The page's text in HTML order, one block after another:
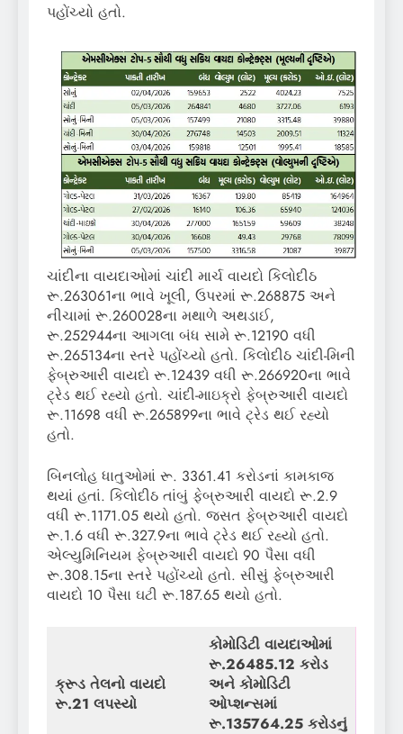
પહોંચ્યો હતો.
ચાંદીના વાયદાઓમાં ચાંદી માર્ચ વાયદો કિલોદીઠ
રૂ.263061ના ભાવે ખૂલી, ઉપરમાં રૂ.268875 અને
નીચામાં રૂ.260028ના મથાળે અથડાઈ,
રૂ.252944ના આગલા બંધ સામે રૂ.12190 વધી
રૂ.265134ના સ્તરે પહોંચ્યો હતો. કિલોદીઠ ચાંદી-મિની
ફેબ્રુઆરી વાયદો રૂ.12439 વધી રૂ.266920ના ભાવે
ટ્રેડ થઈ રહ્યો હતો. ચાંદી-માઇક્રો ફેબ્રુઆરી વાયદો
રૂ.11698 વધી રૂ.265899ના ભાવે ટ્રેડ થઈ રહ્યો
હતો.
બિનલોહ ધાતુઓમાં રૂ. 3361.41 કરોડનાં કામકાજ
થયાં હતાં. કિલોદીઠ તાંબું ફેબ્રુઆરી વાયદો રૂ.2.9
વધી રૂ.1171.05 થયો હતો. જસત ફેબ્રુઆરી વાયદો
રૂ.1.6 વધી રૂ.327.9ના ભાવે ટ્રેડ થઈ રહ્યો હતો.
એલ્યુમિનિયમ ફેબ્રુઆરી વાયદો 90 પૈસા વધી
રૂ.308.15ના સ્તરે પહોંચ્યો હતો. સીસું ફેબ્રુઆરી
વાયદો 10 પૈસા ઘટી રૂ.187.65 થયો હતો.
ક્રૂડ તેલનો વાયદો
રૂ.21 લપસ્યો
કોમોડિટી વાયદાઓમાં
રૂ.26485.12 કરોડ
અને કોમોડિટી
ઓપ્શન્સમાં
રૂ.135764.25 કરોડનું